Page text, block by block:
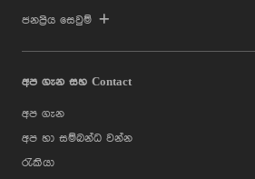
ජනප්‍රිය සෙවුම්
අප ගැන සහ Contact
අප ගැන
අප හා සම්බන්ධ වන්න
රැකියා